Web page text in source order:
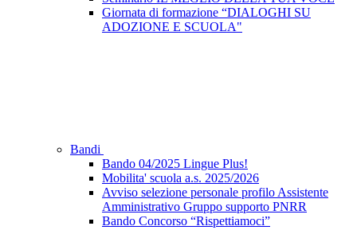
Giornata di formazione “DIALOGHI SU
ADOZIONE E SCUOLA"
Bandi
Bando 04/2025 Lingue Plus!
Mobilita' scuola a.s. 2025/2026
Avviso selezione personale profilo Assistente
Amministrativo Gruppo supporto PNRR
Bando Concorso “Rispettiamoci”